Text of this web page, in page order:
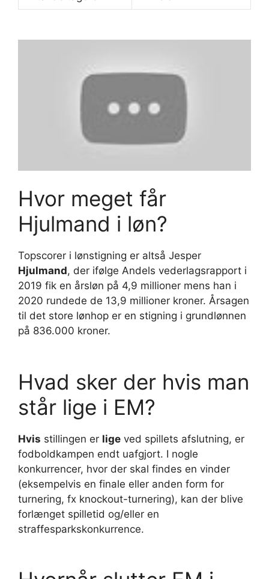
Hvor meget får
Hjulmand i løn?
Topscorer i lønstigning er altså Jesper
Hjulmand, der ifølge Andels vederlagsrapport i
2019 fik en årsløn på 4,9 millioner mens han i
2020 rundede de 13,9 millioner kroner. Årsagen
til det store lønhop er en stigning i grundlønnen
på 836.000 kroner.
Hvad sker der hvis man
står lige i EM?
Hvis stillingen er lige ved spillets afslutning, er
fodboldkampen endt uafgjort. I nogle
konkurrencer, hvor der skal findes en vinder
(eksempelvis en finale eller anden form for
turnering, fx knockout-turnering), kan der blive
forlænget spilletid og/eller en
straffesparkskonkurrence.